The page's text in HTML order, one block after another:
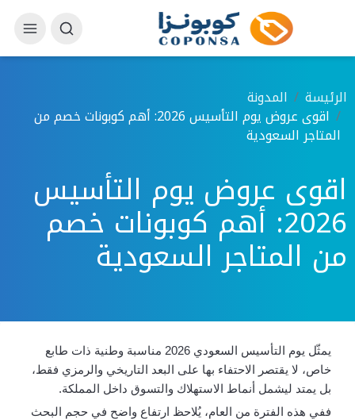
الرئيسة المدونة
اقوى عروض يوم التأسيس 2026: أهم كوبونات خصم من
المتاجر السعودية
اقوى عروض يوم التأسيس
2026: أهم كوبونات خصم
من المتاجر السعودية
يمثّل يوم التأسيس السعودي 2026 مناسبة وطنية ذات طابع
خاص، لا يقتصر الاحتفاء بها على البعد التاريخي والرمزي فقط،
بل يمتد ليشمل أنماط الاستهلاك والتسوق داخل المملكة.
ففي هذه الفترة من العام، يُلاحظ ارتفاع واضح في حجم البحث